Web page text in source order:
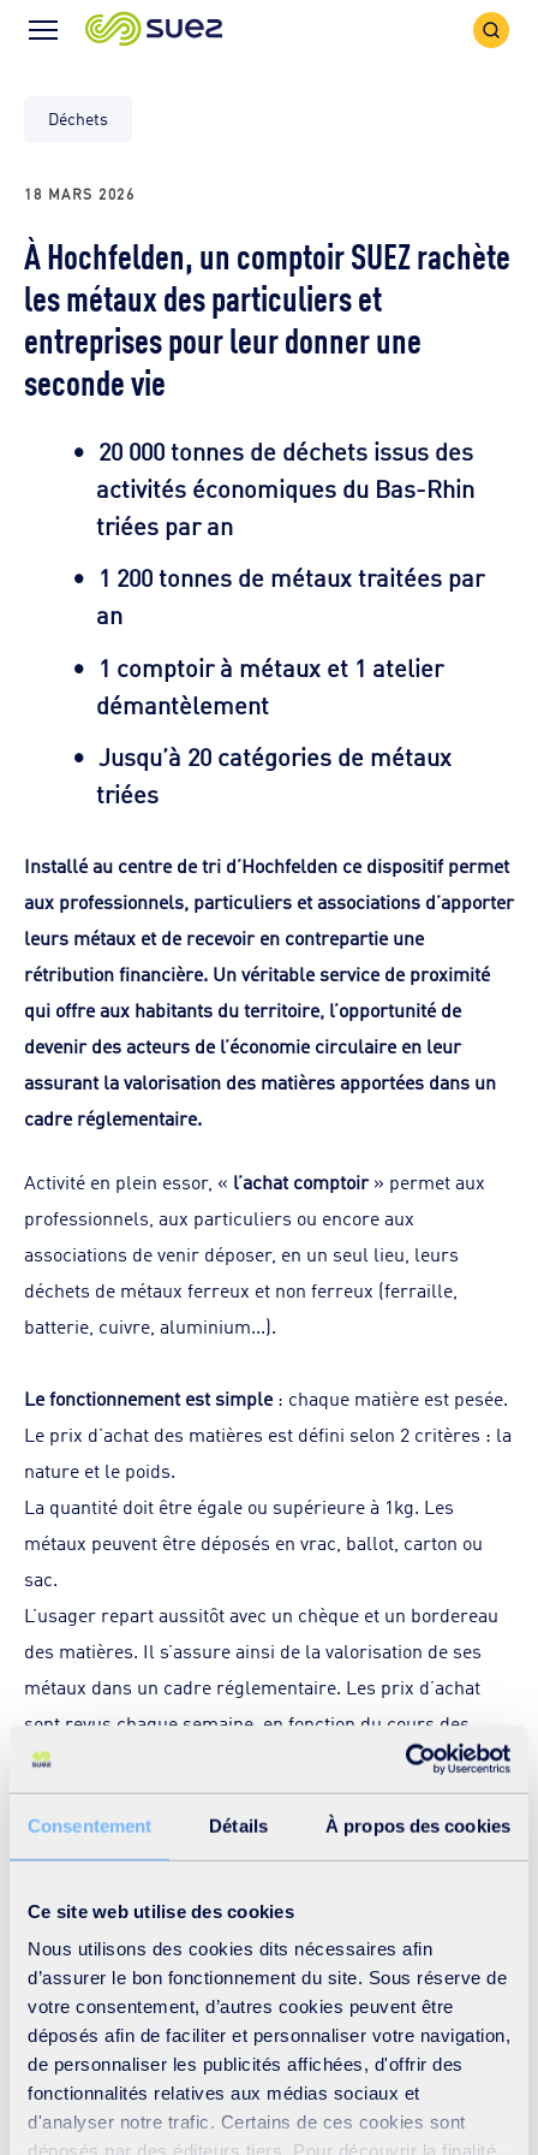
Consentement Détails À propos des cookies
Ce site web utilise des cookies
Nous utilisons des cookies dits nécessaires afin
d’assurer le bon fonctionnement du site. Sous réserve de
votre consentement, d’autres cookies peuvent être
déposés afin de faciliter et personnaliser votre navigation,
de personnaliser les publicités affichées, d'offrir des
fonctionnalités relatives aux médias sociaux et
d'analyser notre trafic. Certains de ces cookies sont
déposés par des éditeurs tiers. Pour découvrir la finalité
Icône
Icône
Déchets
18 MARS 2026
À Hochfelden, un comptoir SUEZ rachète
les métaux des particuliers et
entreprises pour leur donner une
seconde vie
20 000 tonnes de déchets issus des
activités économiques du Bas-Rhin
triées par an
1 200 tonnes de métaux traitées par
an
1 comptoir à métaux et 1 atelier
démantèlement
Jusqu’à 20 catégories de métaux
triées
Installé au centre de tri d’Hochfelden ce dispositif permet
aux professionnels, particuliers et associations d’apporter
leurs métaux et de recevoir en contrepartie une
rétribution financière. Un véritable service de proximité
qui offre aux habitants du territoire, l’opportunité de
devenir des acteurs de l’économie circulaire en leur
assurant la valorisation des matières apportées dans un
cadre réglementaire.
Activité en plein essor, « l’achat comptoir» permet aux
professionnels, aux particuliers ou encore aux
associations de venir déposer, en un seul lieu, leurs
déchets de métaux ferreux et non ferreux (ferraille,
batterie, cuivre, aluminium...).
Le fonctionnement est simple: chaque matière est pesée.
Le prix d’achat des matières est défini selon 2 critères : la
nature et le poids.
La quantité doit être égale ou supérieure à 1kg. Les
métaux peuvent être déposés en vrac, ballot, carton ou
sac.
L’usager repart aussitôt avec un chèque et un bordereau
des matières. Il s’assure ainsi de la valorisation de ses
métaux dans un cadre réglementaire. Les prix d’achat
sont revus chaque semaine, en fonction du cours des
matières.
Lors de la première visite, les usagers doivent présenter
un justificatif d’identité (carte d’identité, passeport en
cours de validité, permis de conduire), la carte grise de
leur véhicule, ainsi qu’un extrait K-bis pour les
professionnels.
La gestion du comptoir à métaux est assurée par 2
experts SUEZ qui sont formés à l’identification d’une
vingtaine de catégories de métaux grâce à un expertise
technique pointue.